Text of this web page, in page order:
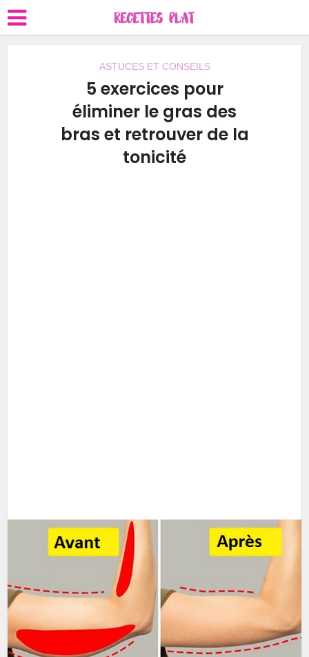
ASTUCES ET CONSEILS
5 exercices pour
éliminer le gras des
bras et retrouver de la
tonicité